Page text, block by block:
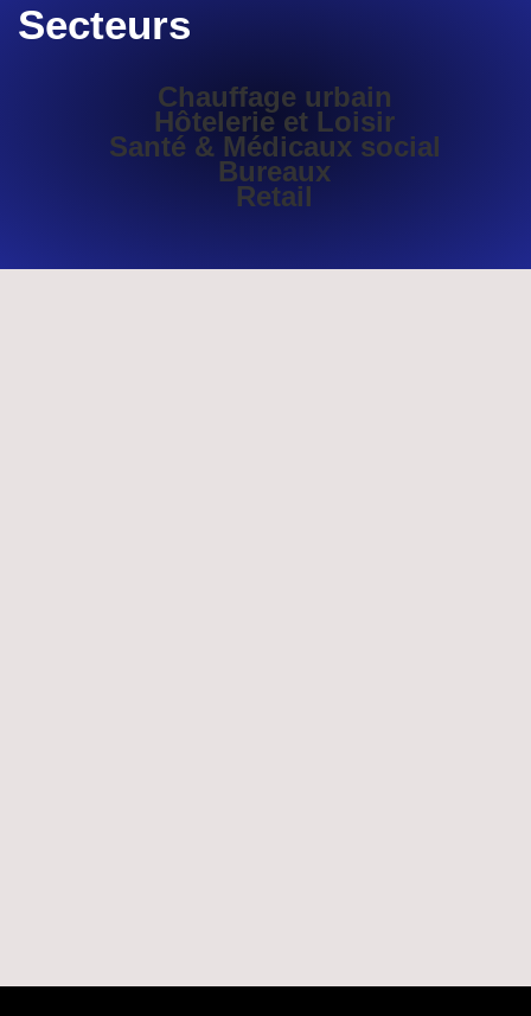
Secteurs
Chauffage urbain
Hôtelerie et Loisir
Santé & Médicaux social
Bureaux
Retail